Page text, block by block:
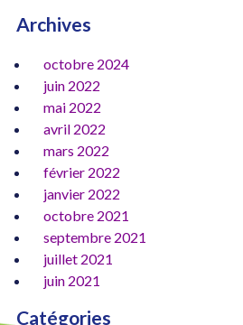
Archives
octobre 2024
juin 2022
mai 2022
avril 2022
mars 2022
février 2022
janvier 2022
octobre 2021
septembre 2021
juillet 2021
juin 2021
Catégories